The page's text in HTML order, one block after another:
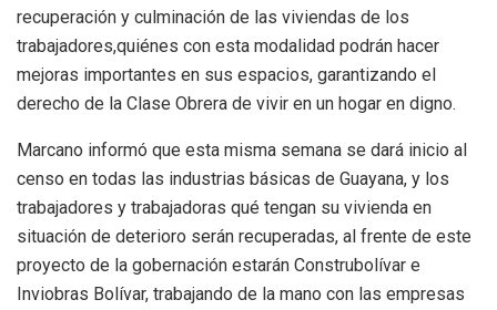
recuperación y culminación de las viviendas de los
trabajadores,quiénes con esta modalidad podrán hacer
mejoras importantes en sus espacios, garantizando el
derecho de la Clase Obrera de vivir en un hogar en digno.
Marcano informó que esta misma semana se dará inicio al
censo en todas las industrias básicas de Guayana, y los
trabajadores y trabajadoras qué tengan su vivienda en
situación de deterioro serán recuperadas, al frente de este
proyecto de la gobernación estarán Construbolívar e
Inviobras Bolívar, trabajando de la mano con las empresas